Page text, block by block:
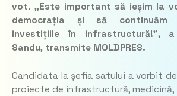
vot.„Este important să ieșim la
democrația și să continuăm
investițiile în infrastructură!”, a
Sandu, transmite MOLDPRES.
Candidata la șefia satului a vorbit
proiecte de infrastructură, medicină,